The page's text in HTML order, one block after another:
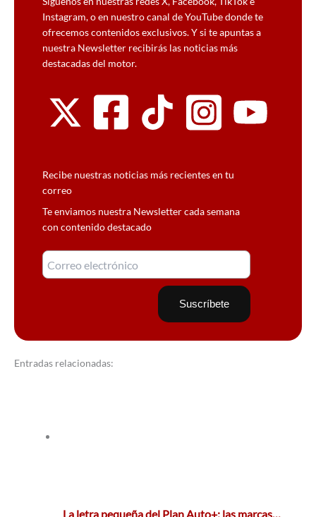
Instagram, o en nuestro canal de YouTube donde te
ofrecemos contenidos exclusivos. Y si te apuntas a
nuestra Newsletter recibirás las noticias más
destacadas del motor.
Recibe nuestras noticias más recientes en tu
correo
Te enviamos nuestra Newsletter cada semana
con contenido destacado
Entradas relacionadas:
La letra pequeña del Plan Auto+: las marcas…